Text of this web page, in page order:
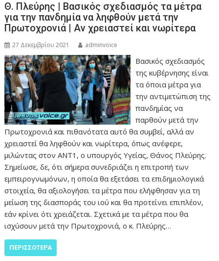
Θ. Πλεύρης | Βασικός σχεδιασμός τα μέτρα
για την πανδημία να ληφθούν μετά την
Πρωτοχρονιά | Αν χρειαστεί και νωρίτερα
27 Δεκεμβρίου 2021 adminvoice
Βασικός σχεδιασμός
της κυβέρνησης είναι
τα όποια μέτρα για
την αντιμετώπιση της
πανδημίας να
παρθούν μετά την
Πρωτοχρονιά και πιθανότατα αυτό θα συμβεί, αλλά αν
χρειαστεί θα ληφθούν και νωρίτερα, όπως ανέφερε,
μιλώντας στον ΑΝΤ1, ο υπουργός Υγείας, Θάνος Πλεύρης.
Σημείωσε, δε, ότι σήμερα συνεδριάζει η επιτροπή των
εμπειρογνωμόνων, η οποία θα εξετάσει τα επιδημιολογικά
στοιχεία, θα αξιολογήσει τα μέτρα που ελήφθησαν για τη
μείωση της διασποράς του ιού και θα προτείνει επιπλέον,
εάν κρίνει ότι χρειάζεται. Σχετικά με τα μέτρα που θα
ισχύσουν μετά την Πρωτοχρονιά, ο κ. Πλεύρης…
ΠΕΡΙΣΣΌΤΕΡΑ